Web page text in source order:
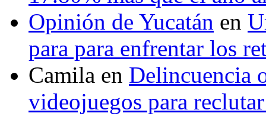
Opinión de Yucatán en
para para enfrentar los
Camila en Delincuencia
videojuegos para